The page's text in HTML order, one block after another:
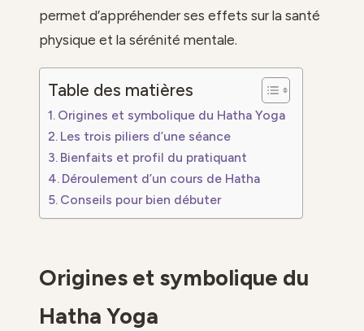
permet d’appréhender ses effets sur la santé
physique et la sérénité mentale.
Table des matières
Origines et symbolique du Hatha Yoga
Les trois piliers d’une séance
Bienfaits et profil du pratiquant
Déroulement d’un cours de Hatha
Conseils pour bien débuter
Origines et symbolique du
Hatha Yoga